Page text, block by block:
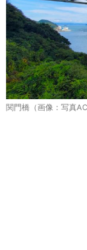
関門橋（画像：写真AC